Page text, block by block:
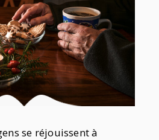
se réjouissent à